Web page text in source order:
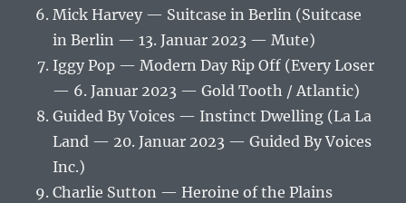
Mick Harvey — Suitcase in Berlin (Suitcase
in Berlin — 13. Januar 2023 — Mute)
Iggy Pop — Modern Day Rip Off (Every Loser
— 6. Januar 2023 — Gold Tooth / Atlantic)
Guided By Voices — Instinct Dwelling (La La
Land — 20. Januar 2023 — Guided By Voices
Inc.)
Charlie Sutton — Heroine of the Plains